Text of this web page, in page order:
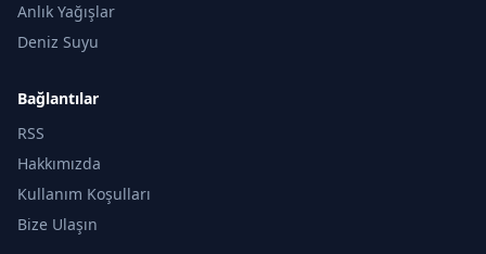
Anlık Yağışlar
Deniz Suyu
Bağlantılar
RSS
Hakkımızda
Kullanım Koşulları
Bize Ulaşın